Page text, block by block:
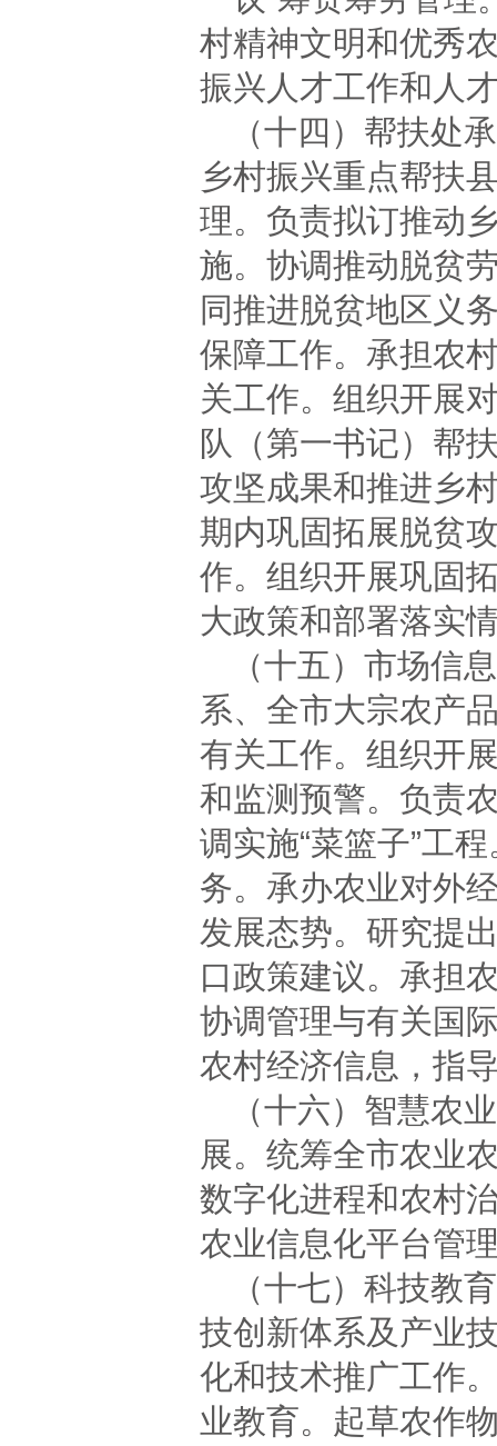
村精神文明和优秀
振兴人才工作和人
（十四）帮扶处
乡村振兴重点帮扶
理。负责拟订推动
施。协调推动脱贫
同推进脱贫地区义
保障工作。承担农
关工作。组织开展
队（第一书记）帮
攻坚成果和推进乡
期内巩固拓展脱贫
作。组织开展巩固
大政策和部署落实
（十五）市场信
系、全市大宗农产
有关工作。组织开
和监测预警。负责
调实施“菜篮子”工
务。承办农业对外
发展态势。研究提
口政策建议。承担
协调管理与有关国
农村经济信息，指
（十六）智慧农
展。统筹全市农业
数字化进程和农村
农业信息化平台管
（十七）科技教
技创新体系及产业
化和技术推广工作
业教育。起草农作